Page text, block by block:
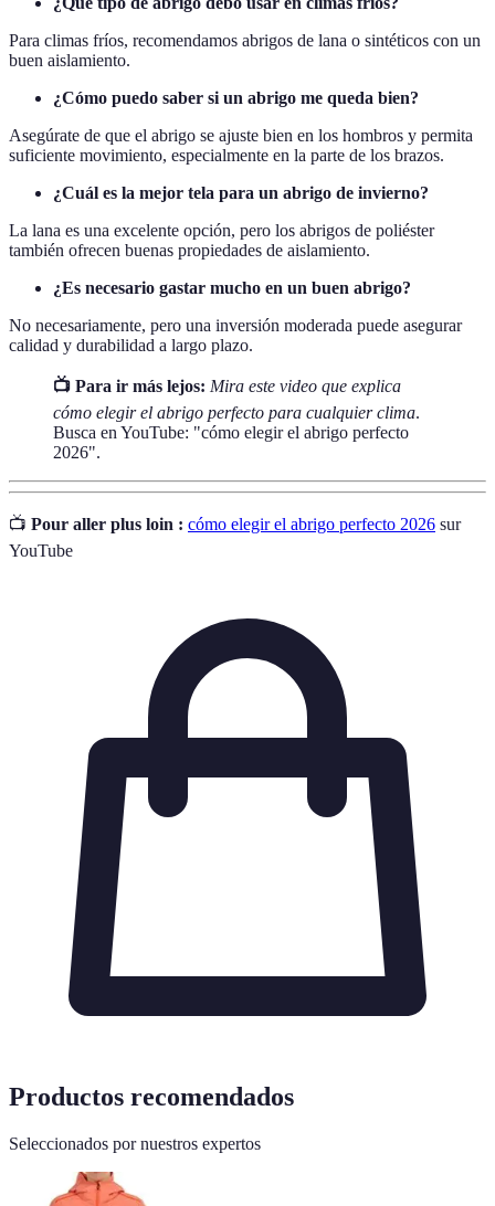
Para climas fríos, recomendamos abrigos de lana o sintéticos con un
buen aislamiento.
¿Cómo puedo saber si un abrigo me queda bien?
Asegúrate de que el abrigo se ajuste bien en los hombros y permita
suficiente movimiento, especialmente en la parte de los brazos.
¿Cuál es la mejor tela para un abrigo de invierno?
La lana es una excelente opción, pero los abrigos de poliéster
también ofrecen buenas propiedades de aislamiento.
¿Es necesario gastar mucho en un buen abrigo?
No necesariamente, pero una inversión moderada puede asegurar
calidad y durabilidad a largo plazo.
📺 Para ir más lejos: Mira este video que explica
cómo elegir el abrigo perfecto para cualquier clima.
Busca en YouTube: "cómo elegir el abrigo perfecto
2026".
📺 Pour aller plus loin : cómo elegir el abrigo perfecto 2026 sur
YouTube
Productos recomendados
Seleccionados por nuestros expertos